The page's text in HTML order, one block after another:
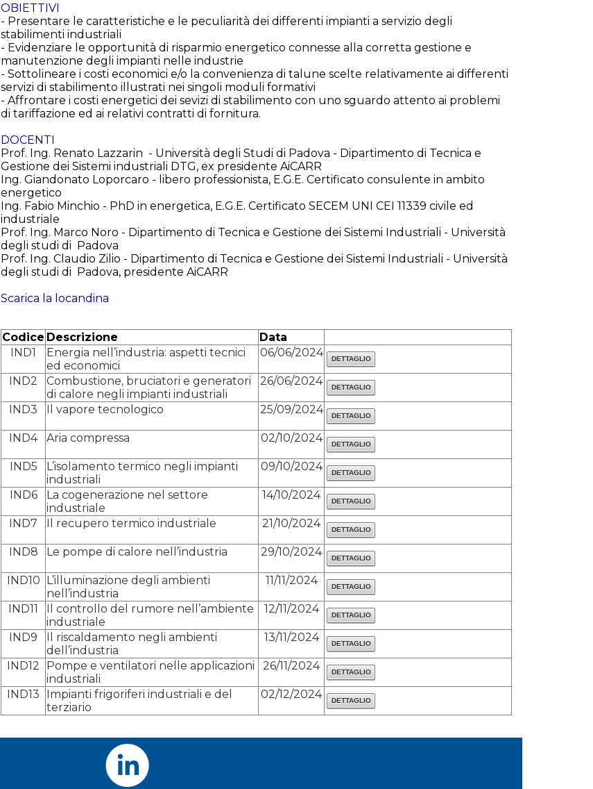
OBIETTIVI
- Presentare le caratteristiche e le peculiarità dei differenti impianti a servizio degli
stabilimenti industriali
- Evidenziare le opportunità di risparmio energetico connesse alla corretta gestione e
manutenzione degli impianti nelle industrie
- Sottolineare i costi economici e/o la convenienza di talune scelte relativamente ai differenti
servizi di stabilimento illustrati nei singoli moduli formativi
- Affrontare i costi energetici dei sevizi di stabilimento con uno sguardo attento ai problemi
di tariffazione ed ai relativi contratti di fornitura.
DOCENTI
Prof. Ing. Renato Lazzarin - Università degli Studi di Padova - Dipartimento di Tecnica e
Gestione dei Sistemi industriali DTG, ex presidente AiCARR
Ing. Giandonato Loporcaro - libero professionista, E.G.E. Certificato consulente in ambito
energetico
Ing. Fabio Minchio - PhD in energetica, E.G.E. Certificato SECEM UNI CEI 11339 civile ed
industriale
Prof. Ing. Marco Noro - Dipartimento di Tecnica e Gestione dei Sistemi Industriali - Università
degli studi di Padova
Prof. Ing. Claudio Zilio - Dipartimento di Tecnica e Gestione dei Sistemi Industriali - Università
degli studi di Padova, presidente AiCARR
Scarica la locandina
Codice Descrizione
Data
IND1
Energia nell’industria: aspetti tecnici
ed economici
06/06/2024
IND2
Combustione, bruciatori e generatori
di calore negli impianti industriali
26/06/2024
IND3 Il vapore tecnologico 25/09/2024
IND4 Aria compressa 02/10/2024
IND5
L’isolamento termico negli impianti
industriali
09/10/2024
IND6
La cogenerazione nel settore
industriale
14/10/2024
IND7 Il recupero termico industriale 21/10/2024
IND8 Le pompe di calore nell’industria 29/10/2024
IND10 L’illuminazione degli ambienti
nell’industria
11/11/2024
IND11
Il controllo del rumore nell’ambiente
industriale
12/11/2024
IND9
Il riscaldamento negli ambienti
dell’industria
13/11/2024
IND12
Pompe e ventilatori nelle applicazioni
industriali
26/11/2024
IND13
Impianti frigoriferi industriali e del
terziario
02/12/2024